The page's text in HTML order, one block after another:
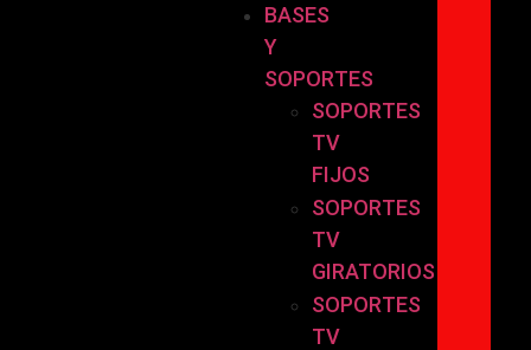
BASES
Y
SOPORTES
SOPORTES
TV
FIJOS
SOPORTES
TV
GIRATORIOS
SOPORTES
TV